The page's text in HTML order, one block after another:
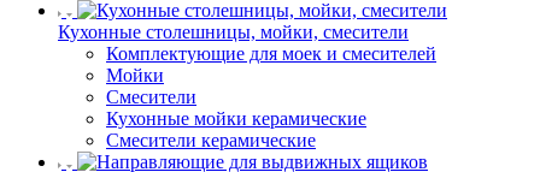
Кухонные столешницы, мойки, смесители
Комплектующие для моек и смесителей
Мойки
Смесители
Кухонные мойки керамические
Смесители керамические